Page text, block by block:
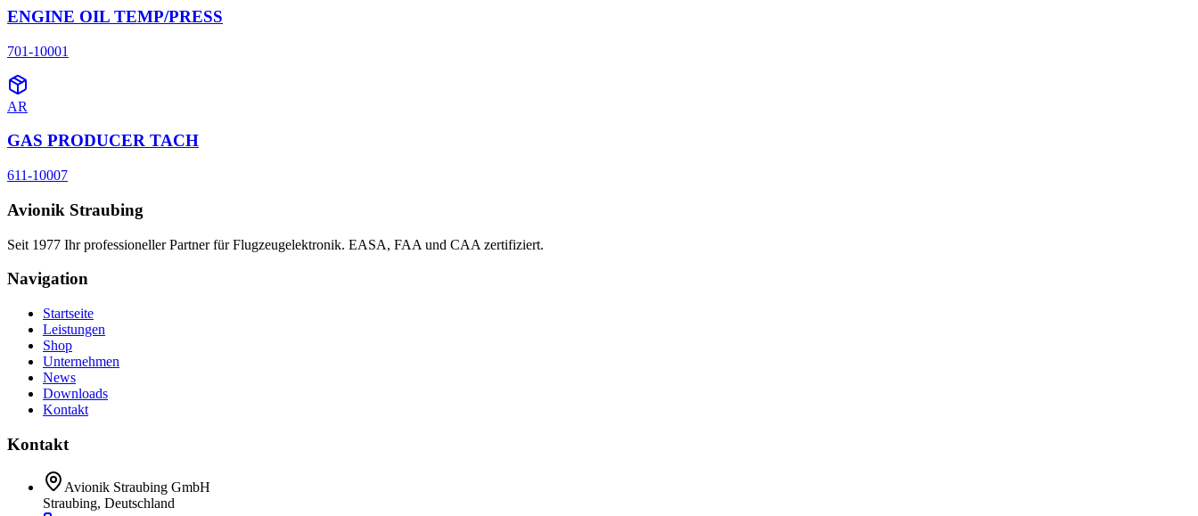
ENGINE OIL TEMP/PRESS
701-10001
AR
GAS PRODUCER TACH
611-10007
Avionik Straubing
Seit 1977 Ihr professioneller Partner für Flugzeugelektronik. EASA, FAA und CAA zertifiziert.
Navigation
Startseite
Leistungen
Shop
Unternehmen
News
Downloads
Kontakt
Kontakt
Avionik Straubing GmbH
Straubing, Deutschland